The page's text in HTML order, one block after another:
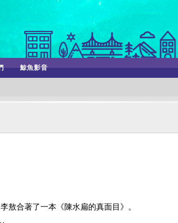
鯨魚影音
敖合著了一本《陳水扁的真面目》。